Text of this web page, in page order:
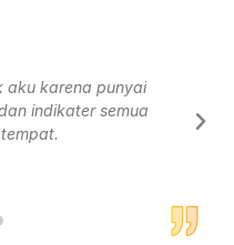
aku suka sangat karena
forex lebih tetapi
boleh memahami lebih